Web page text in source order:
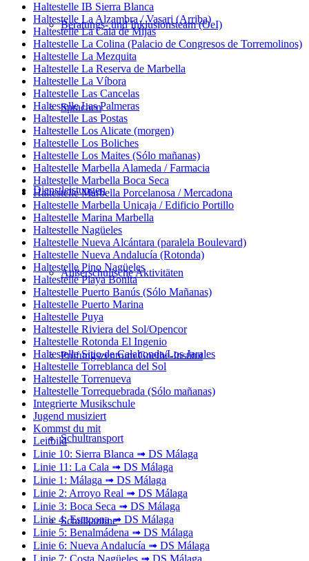
Beratungs- und Inklusionsteam (OeI)
Sprachen
Dienstleistungen
Außerschulische Aktivitäten
Prüfungszentrum Goethe-Institut
Schultransport
Schulkantine
Haltestelle IB Sierra Blanca
Haltestelle La Alzambra / Vasari (Arriba)
Haltestelle La Cala de Mijas
Haltestelle La Colina (Palacio de Congresos de Torremolinos)
Haltestelle La Mezquita
Haltestelle La Reserva de Marbella
Haltestelle La Víbora
Haltestelle Las Cancelas
Haltestelle Las Palmeras
Haltestelle Las Postas
Haltestelle Los Alicate (morgen)
Haltestelle Los Boliches
Haltestelle Los Maites (Sólo mañanas)
Haltestelle Marbella Alameda / Farmacia
Haltestelle Marbella Boca Seca
Haltestelle Marbella Porcelanosa / Mercadona
Haltestelle Marbella Unicaja / Edificio Portillo
Haltestelle Marina Marbella
Haltestelle Nagüeles
Haltestelle Nueva Alcántara (paralela Boulevard)
Haltestelle Nueva Andalucía (Rotonda)
Haltestelle Pino Nagüeles
Haltestelle Playa Bonita
Haltestelle Puerto Banús (Sólo Mañanas)
Haltestelle Puerto Marina
Haltestelle Puya
Haltestelle Riviera del Sol/Opencor
Haltestelle Rotonda El Ingenio
Haltestelle Sitio de Calahonda/Los Jarales
Haltestelle Torreblanca del Sol
Haltestelle Torrenueva
Haltestelle Torrequebrada (Sólo mañanas)
Integrierte Musikschule
Jugend musiziert
Kommst du mit
Leitbild
Linie 10: Sierra Blanca ➟ DS Málaga
Linie 11: La Cala ➟ DS Málaga
Linie 1: Málaga ➟ DS Málaga
Linie 2: Arroyo Real ➟ DS Málaga
Linie 3: Boca Seca ➟ DS Málaga
Linie 4: Estepona ➟ DS Málaga
Linie 5: Benalmádena ➟ DS Málaga
Linie 6: Nueva Andalucía ➟ DS Málaga
Linie 7: Costa Nagüeles ➟ DS Málaga